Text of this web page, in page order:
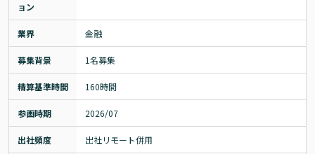
ョン
業界 金融
募集背景 1名募集
精算基準時間 160時間
参画時期 2026/07
出社頻度 出社リモート併用